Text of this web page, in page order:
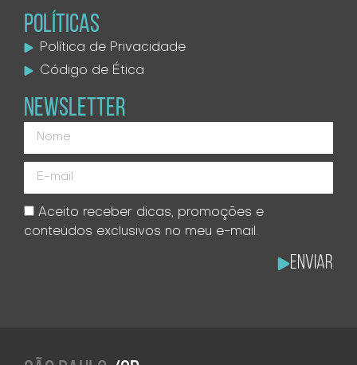
POLÍTICAS
Política de Privacidade
Código de Ética
NEWSLETTER
Aceito receber dicas, promoções e
conteúdos exclusivos no meu e-mail.
Enviar